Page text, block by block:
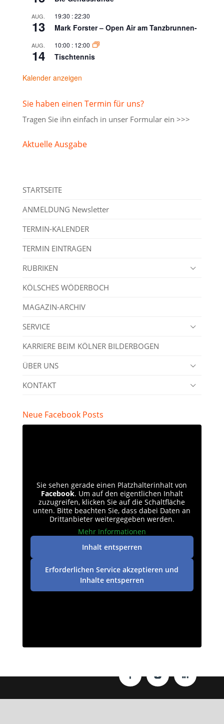
AUG.
13
19:30 :22:30
Mark Forster – Open Air am Tanzbrunnen-
AUG.
14
10:00 : 12:00
Tischtennis
Kalender anzeigen
Sie haben einen Termin für uns?
Tragen Sie ihn einfach in unser Formular ein >>>
Aktuelle Ausgabe
STARTSEITE
ANMELDUNG Newsletter
TERMIN-KALENDER
TERMIN EINTRAGEN
RUBRIKEN
KÖLSCHES WÖDERBOCH
MAGAZIN-ARCHIV
SERVICE
KARRIERE BEIM KÖLNER BILDERBOGEN
ÜBER UNS
KONTAKT
Neue Facebook Posts
Sie sehen gerade einen Platzhalterinhalt von
Facebook. Um auf den eigentlichen Inhalt
zuzugreifen, klicken Sie auf die Schaltfläche
unten. Bitte beachten Sie, dass dabei Daten an
Drittanbieter weitergegeben werden.
Mehr Informationen
Inhalt entsperren
Erforderlichen Service akzeptieren und
Inhalte entsperren
Datenschutz|Impressum| © perey-medien